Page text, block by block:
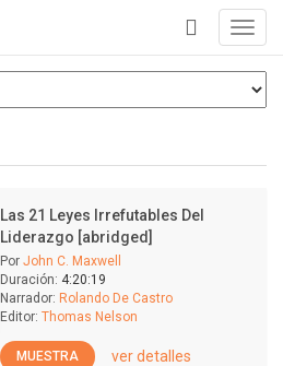
+
Las 21 Leyes Irrefutables Del
Liderazgo [abridged]
Por John C. Maxwell
Duración: 4:20:19
Narrador: Rolando De Castro
Editor: Thomas Nelson
MUESTRA ver detalles